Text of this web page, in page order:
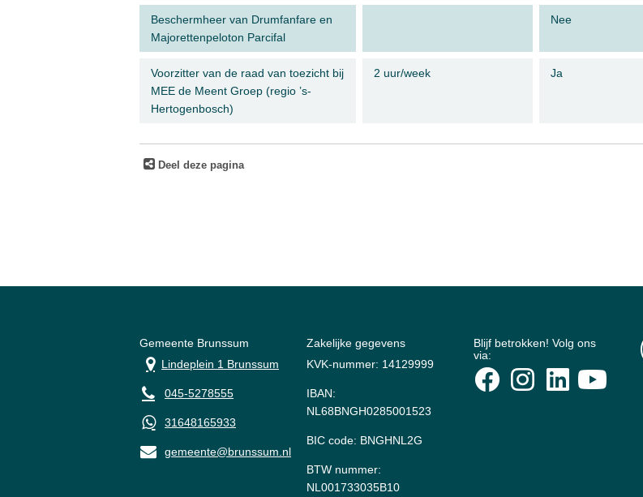
Beschermheer van Drumfanfare en
Majorettenpeloton Parcifal
Nee
Voorzitter van de raad van toezicht bij
MEE de Meent Groep (regio ’s-
Hertogenbosch)
2 uur/week Ja
Deel deze pagina
Gemeente Brunssum
Lindeplein 1 Brunssum
045-5278555
31648165933
gemeente@brunssum.nl
Zakelijke gegevens
KVK-nummer: 14129999
IBAN:
NL68BNGH0285001523
BIC code: BNGHNL2G
BTW nummer:
NL001733035B10
Blijf betrokken! Volg ons
via: